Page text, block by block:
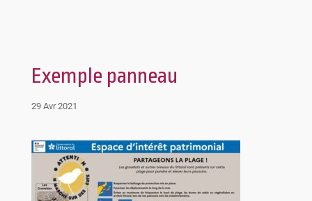
Exemple panneau
29 Avr 2021